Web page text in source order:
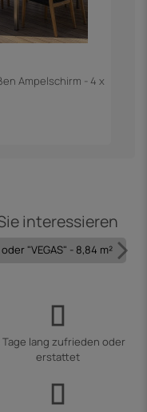
Ampelschirm - 4 x
interessieren
"VEGAS" - 8,84 m²
Tage lang zufrieden oder
erstattet